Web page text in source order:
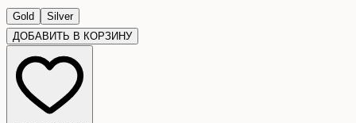
Gold
Silver
ДОБАВИТЬ В КОРЗИНУ